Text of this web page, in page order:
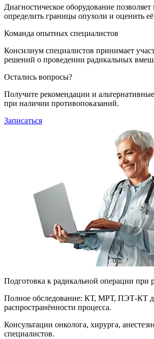
Диагностическое оборудование
определить границы опухоли и оценить её
Команда опытных специалистов
Консилиум специалистов принимает
решений о проведении радикальных
Остались вопросы?
Получите рекомендации и
при наличии противопоказаний.
Записаться
Подготовка к радикальной операции при
Полное обследование: КТ, МРТ, ПЭТ-КТ
распространённости процесса.
Консультации онколога, хирурга,
специалистов.